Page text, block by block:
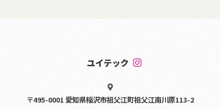
ユイテック
〒495-0001 愛知県稲沢市祖父江町祖父江南川原113-2